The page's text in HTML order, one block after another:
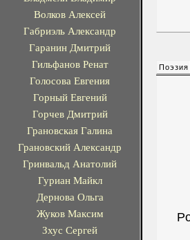
Волков Алексей
Габриэль Александр
Гаранин Дмитрий
Гильфанов Ренат
Голосова Евгения
Горный Евгений
Горчев Дмитрий
Грановская Галина
Грановский Александр
Гринвальд Анатолий
Гуриан Майкл
Дернова Ольга
Жуков Максим
Зхус Сергей
Поэзия